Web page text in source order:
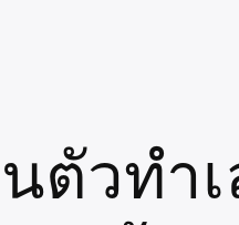
ตัวทำ